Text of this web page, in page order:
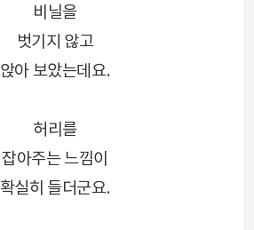
비닐을
벗기지 않고
앉아 보았는데요.
허리를
잡아주는 느낌이
확실히 들더군요.